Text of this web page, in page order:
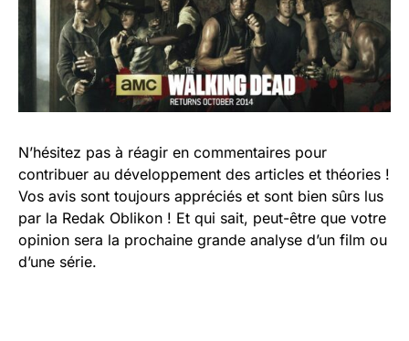
N’hésitez pas à réagir en commentaires pour
contribuer au développement des articles et théories !
Vos avis sont toujours appréciés et sont bien sûrs lus
par la Redak Oblikon ! Et qui sait, peut-être que votre
opinion sera la prochaine grande analyse d’un film ou
d’une série.